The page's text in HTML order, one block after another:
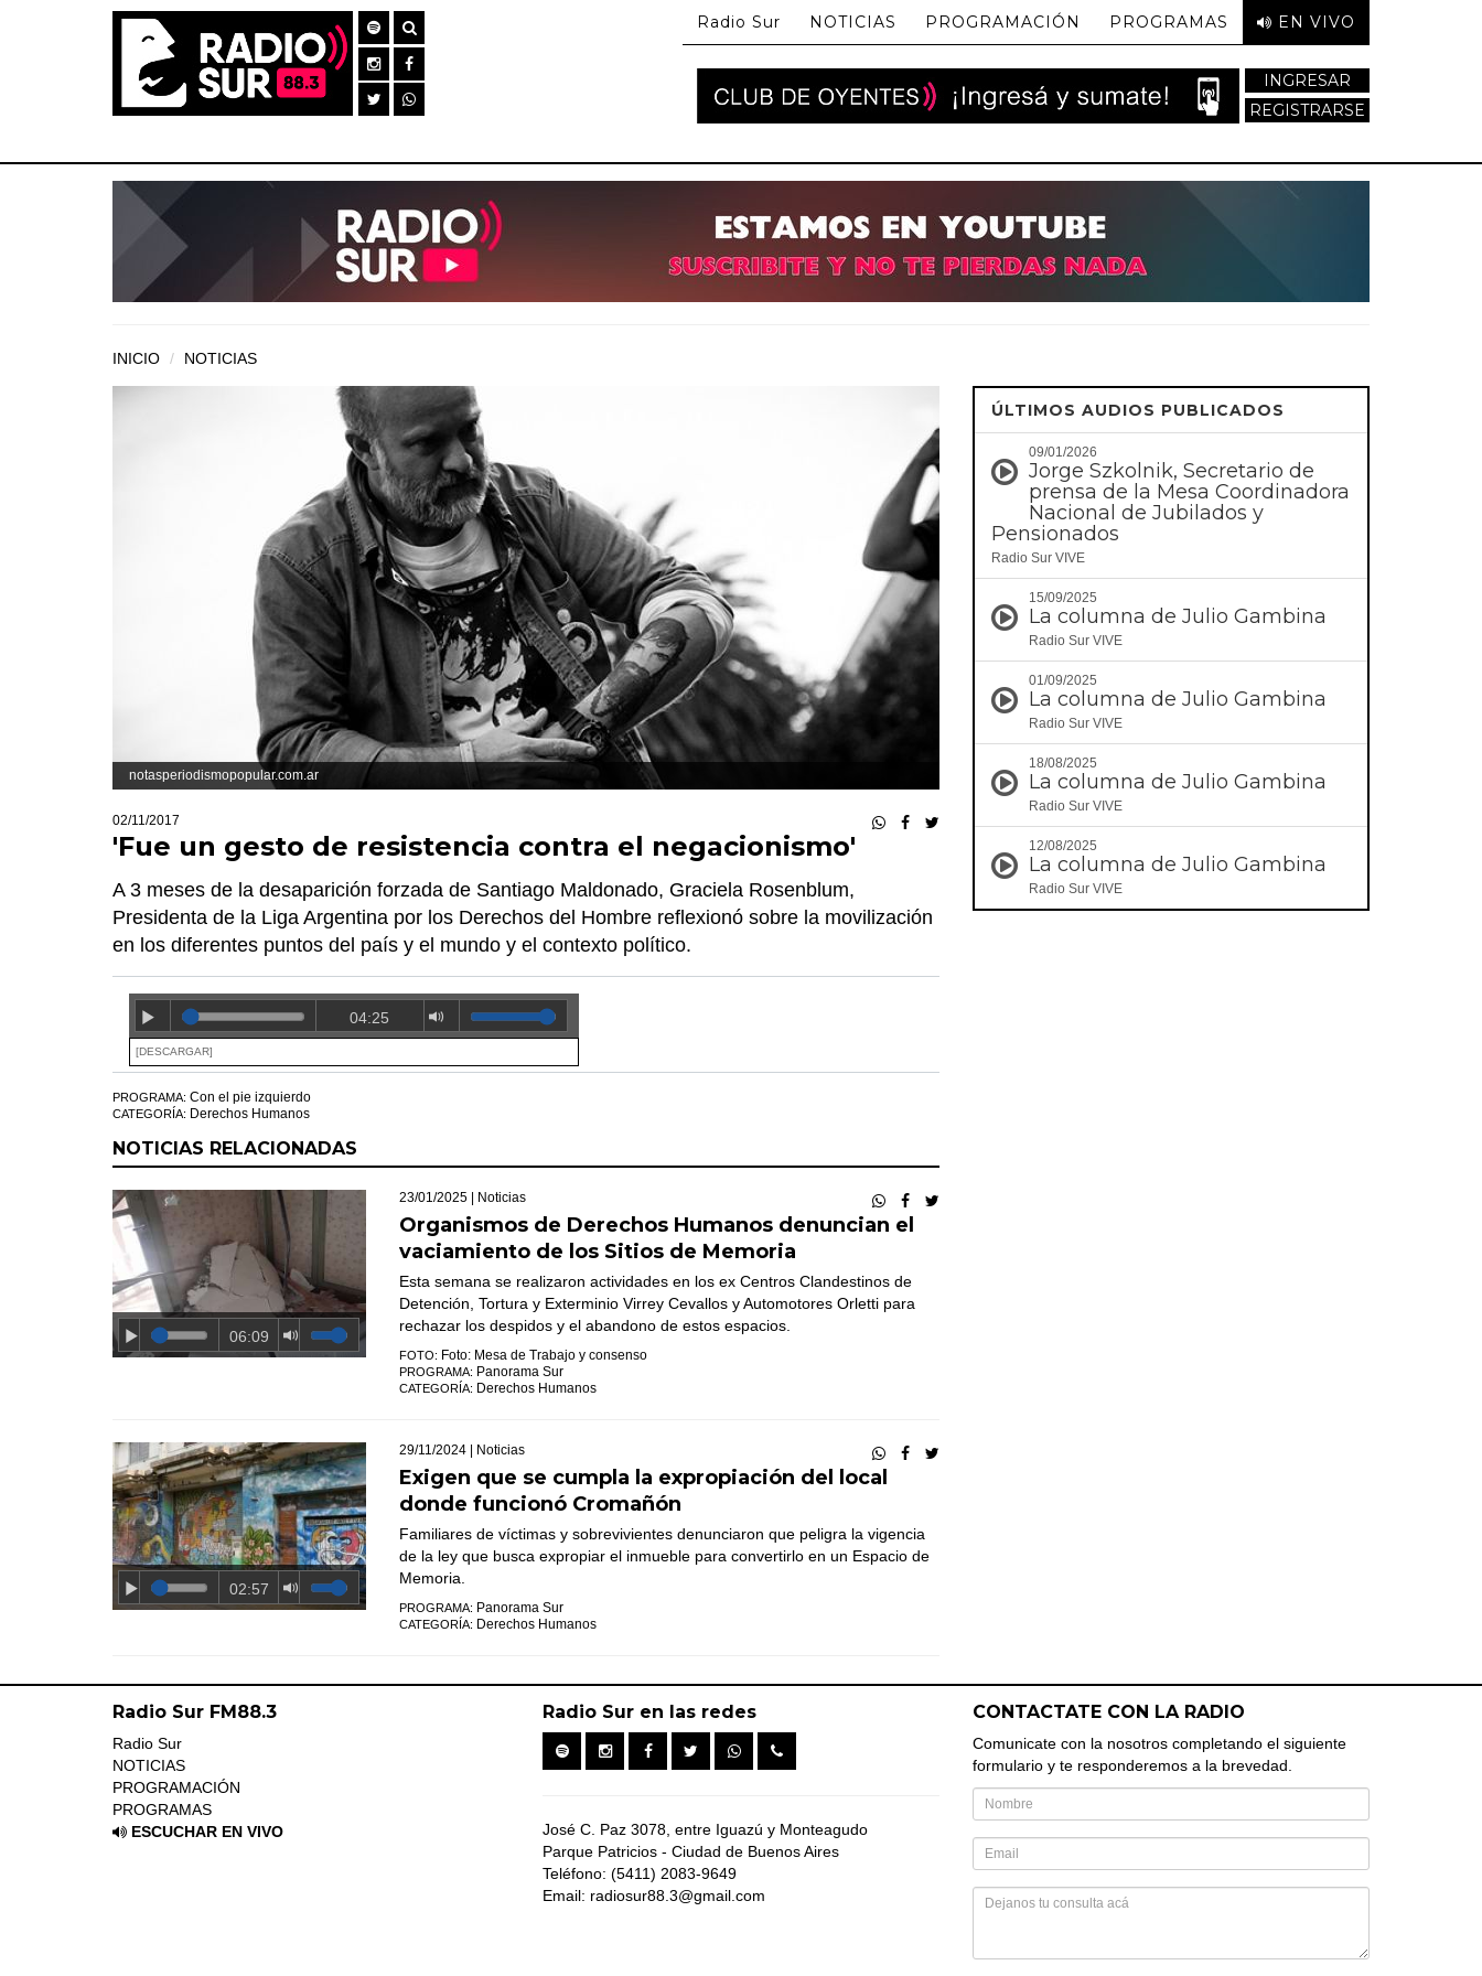
Radio Sur NOTICIAS PROGRAMACIÓN PROGRAMAS EN VIVO
INGRESAR
REGISTRARSE
INICIO NOTICIAS
notasperiodismopopular.com.ar
02/11/2017
'Fue un gesto de resistencia contra el negacionismo'
A 3 meses de la desaparición forzada de Santiago Maldonado, Graciela Rosenblum,
Presidenta de la Liga Argentina por los Derechos del Hombre reflexionó sobre la movilización
en los diferentes puntos del país y el mundo y el contexto político.
04:25
[DESCARGAR]
PROGRAMA: Con el pie izquierdo
CATEGORÍA: Derechos Humanos
NOTICIAS RELACIONADAS
06:09
23/01/2025 | Noticias
Organismos de Derechos Humanos denuncian el
vaciamiento de los Sitios de Memoria
Esta semana se realizaron actividades en los ex Centros Clandestinos de
Detención, Tortura y Exterminio Virrey Cevallos y Automotores Orletti para
rechazar los despidos y el abandono de estos espacios.
FOTO: Foto: Mesa de Trabajo y consenso
PROGRAMA: Panorama Sur
CATEGORÍA: Derechos Humanos
02:57
29/11/2024 | Noticias
Exigen que se cumpla la expropiación del local
donde funcionó Cromañón
Familiares de víctimas y sobrevivientes denunciaron que peligra la vigencia
de la ley que busca expropiar el inmueble para convertirlo en un Espacio de
Memoria.
PROGRAMA: Panorama Sur
CATEGORÍA: Derechos Humanos
ÚLTIMOS AUDIOS PUBLICADOS
09/01/2026
Jorge Szkolnik, Secretario de
prensa de la Mesa Coordinadora
Nacional de Jubilados y
Pensionados
Radio Sur VIVE
15/09/2025
La columna de Julio Gambina
Radio Sur VIVE
01/09/2025
La columna de Julio Gambina
Radio Sur VIVE
18/08/2025
La columna de Julio Gambina
Radio Sur VIVE
12/08/2025
La columna de Julio Gambina
Radio Sur VIVE
Radio Sur FM88.3
Radio Sur
NOTICIAS
PROGRAMACIÓN
PROGRAMAS
ESCUCHAR EN VIVO
Radio Sur en las redes
José C. Paz 3078, entre Iguazú y Monteagudo
Parque Patricios - Ciudad de Buenos Aires
Teléfono: (5411) 2083-9649
Email: radiosur88.3@gmail.com
CONTACTATE CON LA RADIO
Comunicate con la nosotros completando el siguiente
formulario y te responderemos a la brevedad.